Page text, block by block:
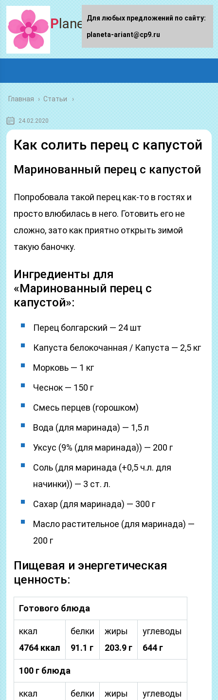
Planeta-ariant
Главная › Статьи
24.02.2020
Как солить перец с капустой
Маринованный перец с капустой
Попробовала такой перец как-то в гостях и
просто влюбилась в него. Готовить его не
сложно, зато как приятно открыть зимой
такую баночку.
Ингредиенты для
«Маринованный перец с
капустой»:
Перец болгарский — 24 шт
Капуста белокочанная / Капустa — 2,5 кг
Морковь — 1 кг
Чеснок — 150 г
Смесь перцев (горошком)
Вода (для маринада) — 1,5 л
Уксус (9% (для маринада)) — 200 г
Соль (для маринада (+0,5 ч.л. для
начинки)) — 3 ст. л.
Сахар (для маринада) — 300 г
Масло растительное (для маринада) —
200 г
Пищевая и энергетическая
ценность:
Готового блюда
ккал
4764 ккал
белки
91.1 г
жиры
203.9 г
углеводы
644 г
100 г блюда
ккал
белки
жиры
углеводы
Для любых предложений по сайту:
planeta-ariant@cp9.ru